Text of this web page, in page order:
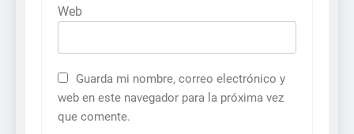
Web
Guarda mi nombre, correo electrónico y
web en este navegador para la próxima vez
que comente.